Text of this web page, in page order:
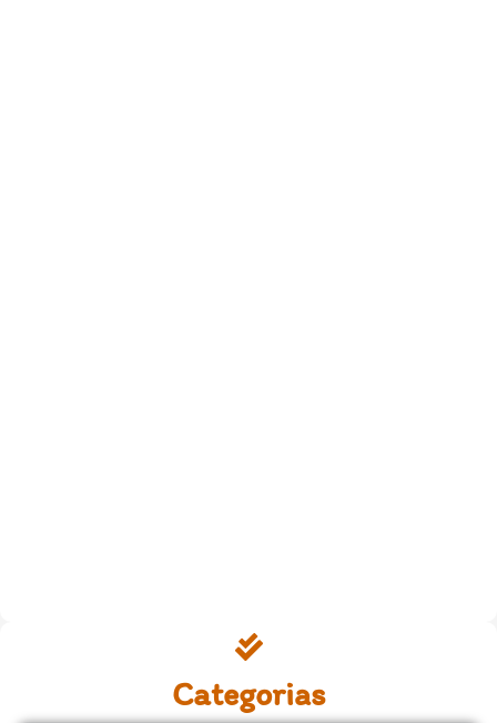
Categorias